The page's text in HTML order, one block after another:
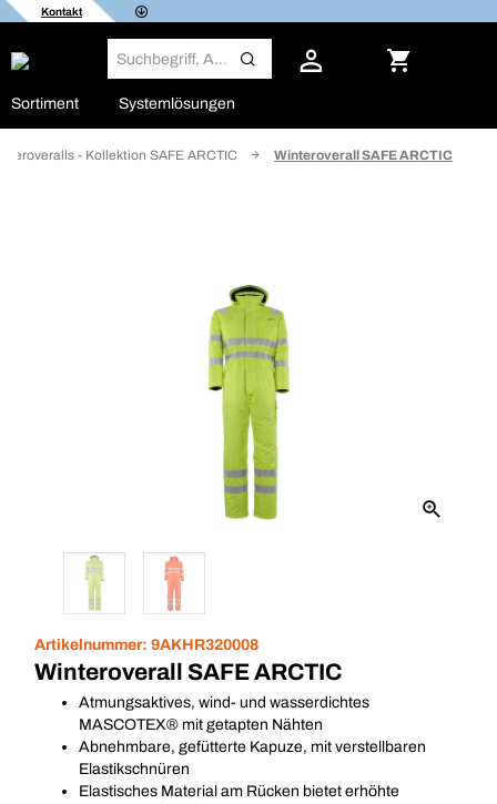
Kontakt
Sortiment Systemlösungen
- Kollektion SAFE ARCTIC Winteroverall SAFE ARCTIC
Artikelnummer: 9AKHR320008
Winteroverall SAFE ARCTIC
Atmungsaktives, wind- und wasserdichtes
MASCOTEX® mit getapten Nähten
Abnehmbare, gefütterte Kapuze, mit verstellbaren
Elastikschnüren
Elastisches Material am Rücken bietet erhöhte